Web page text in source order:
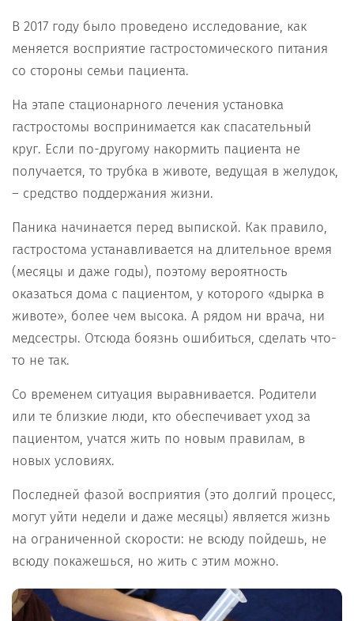
В 2017 году было проведено исследование, как
меняется восприятие гастростомического питания
со стороны семьи пациента.
На этапе стационарного лечения установка
гастростомы воспринимается как спасательный
круг. Если по-другому накормить пациента не
получается, то трубка в животе, ведущая в желудок,
– средство поддержания жизни.
Паника начинается перед выпиской. Как правило,
гастростома устанавливается на длительное время
(месяцы и даже годы), поэтому вероятность
оказаться дома с пациентом, у которого «дырка в
животе», более чем высока. А рядом ни врача, ни
медсестры. Отсюда боязнь ошибиться, сделать что-
то не так.
Со временем ситуация выравнивается. Родители
или те близкие люди, кто обеспечивает уход за
пациентом, учатся жить по новым правилам, в
новых условиях.
Последней фазой восприятия (это долгий процесс,
могут уйти недели и даже месяцы) является жизнь
на ограниченной скорости: не всюду пойдешь, не
всюду покажешься, но жить с этим можно.